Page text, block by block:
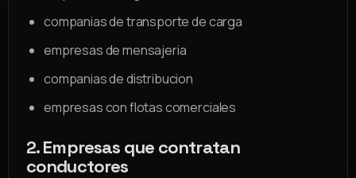
companias de transporte de carga
empresas de mensajeria
companias de distribucion
empresas con flotas comerciales
2. Empresas que contratan
conductores